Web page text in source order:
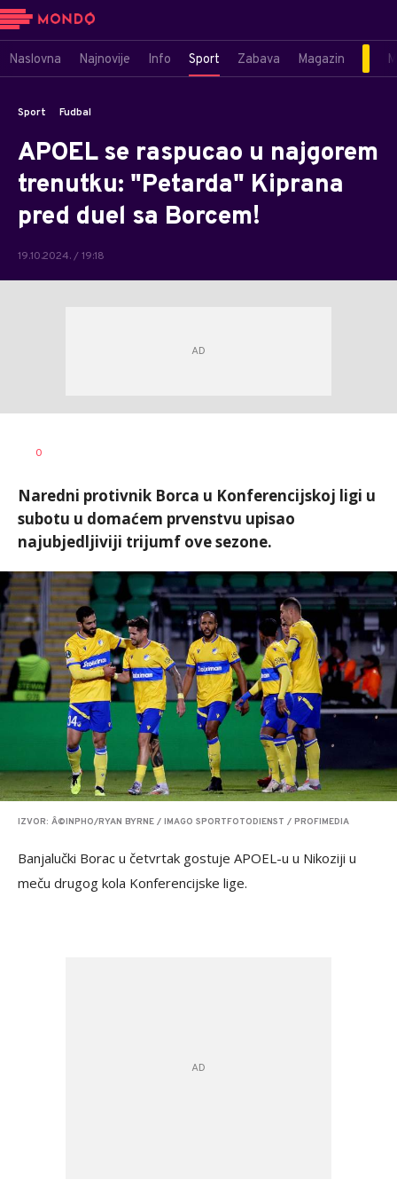
Naslovna Najnovije Info Sport Zabava Magazin
Sport Fudbal
APOEL se raspucao u najgorem
trenutku: "Petarda" Kiprana
pred duel sa Borcem!
19.10.2024. / 19:18
AUTOR
0
Naredni protivnik Borca u Konferencijskoj ligi u
subotu u domaćem prvenstvu upisao
najubjedljiviji trijumf ove sezone.
IZVOR: Â©INPHO/RYAN BYRNE / IMAGO SPORTFOTODIENST / PROFIMEDIA
Banjalučki Borac u četvrtak gostuje APOEL-u u Nikoziji u
meču drugog kola Konferencijske lige.